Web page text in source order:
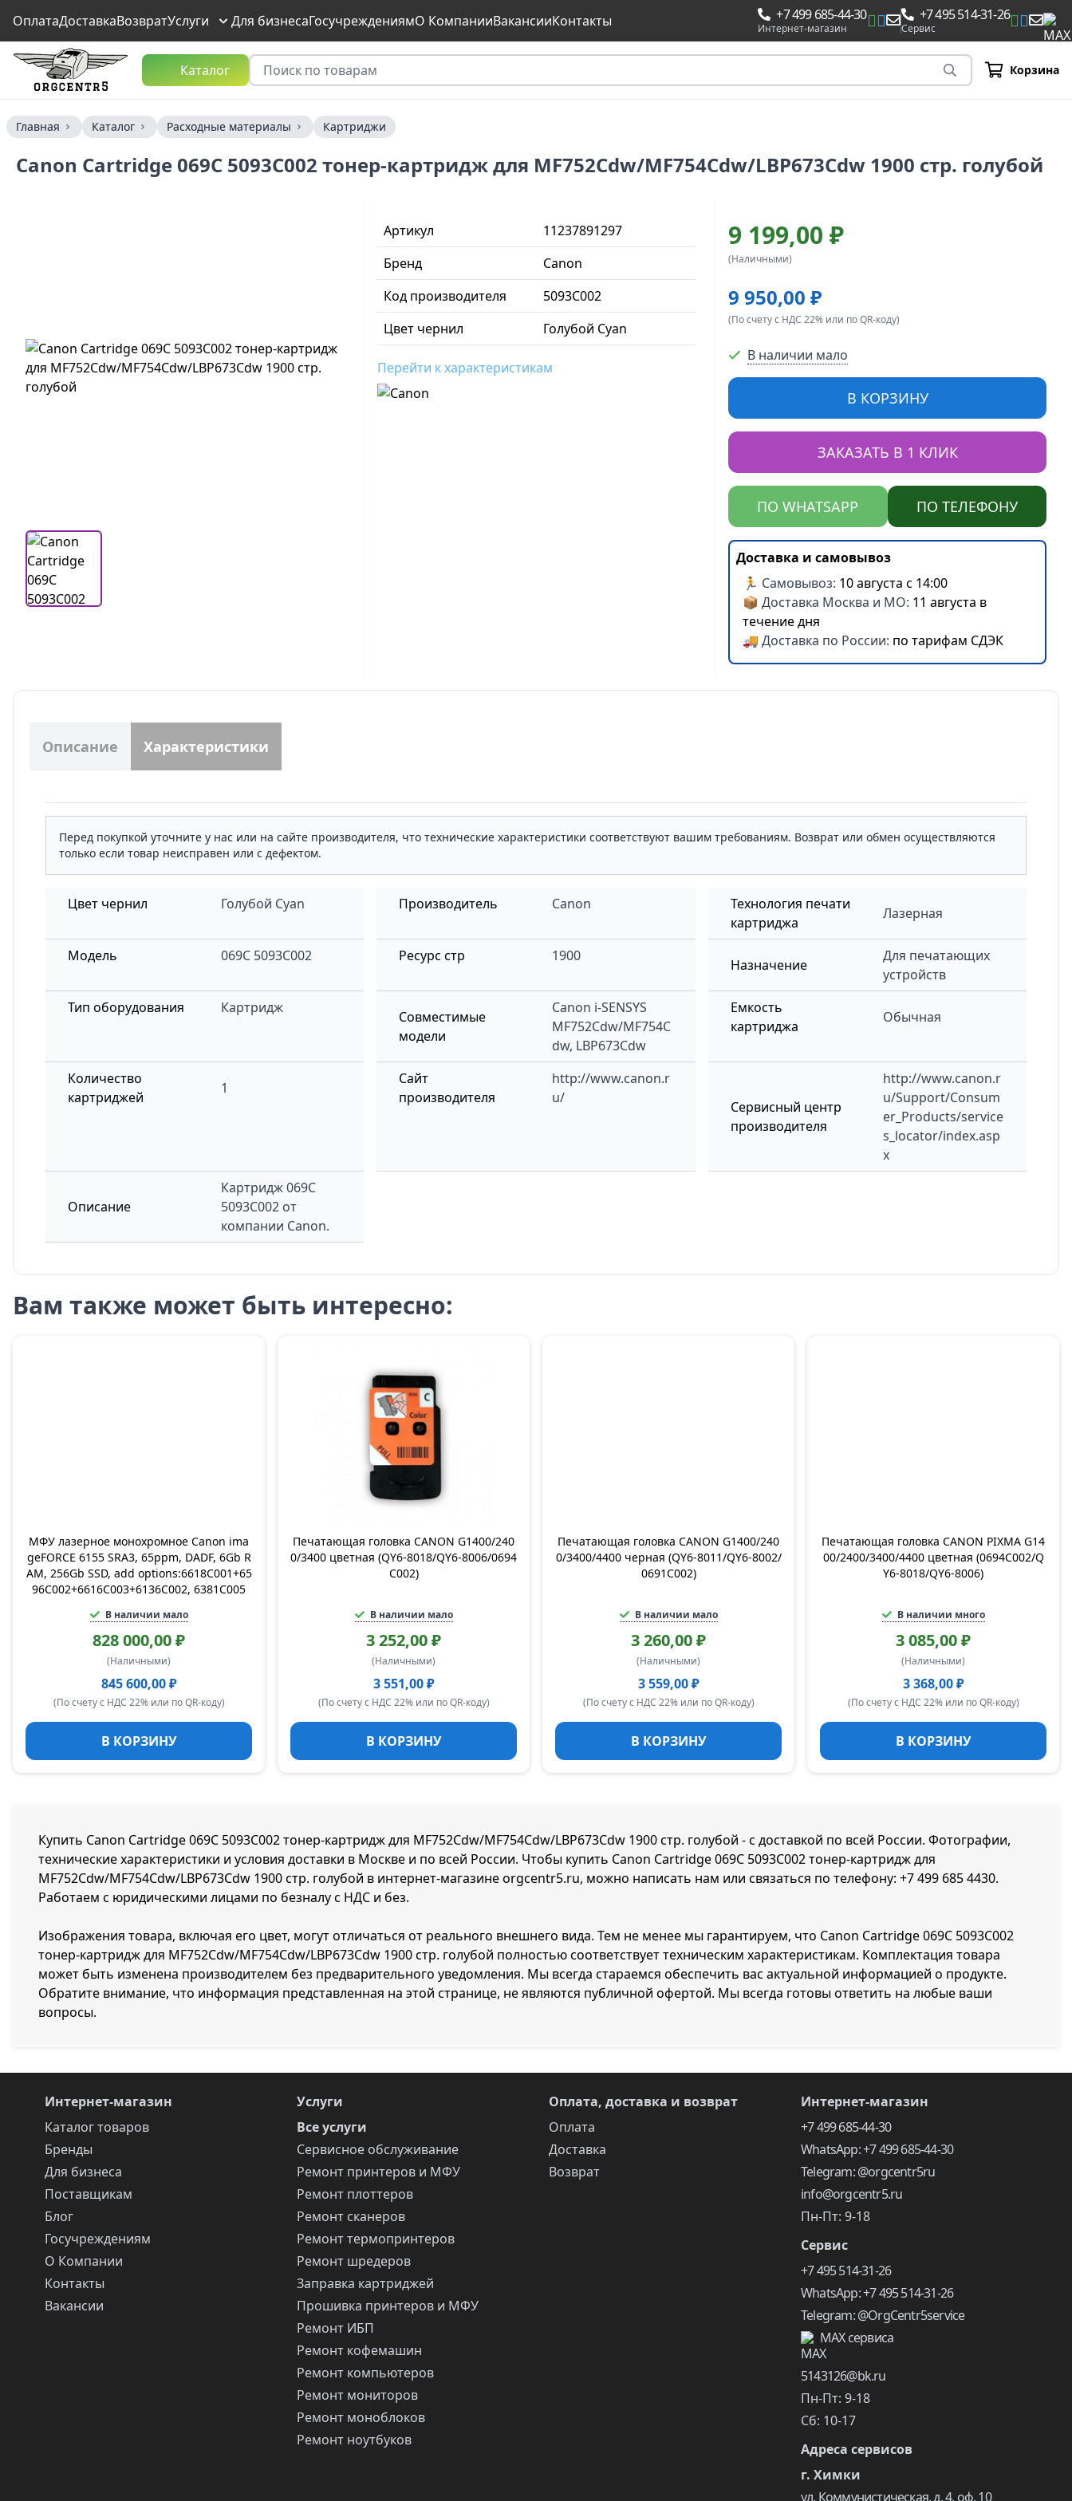
ОплатаДоставкаВозвратУслуги Для бизнесаГосучреждениямО КомпанииВакансииКонтакты +7 499 685-44-30
Интернет-магазин
+7 495 514-31-26
Сервис
Каталог Корзина
Главная Каталог Расходные материалы Картриджи
Canon Cartridge 069C 5093C002 тонер-картридж для MF752Cdw/MF754Cdw/LBP673Cdw 1900 стр. голубой
Артикул
11237891297
Бренд
Canon
Код производителя
5093C002
Цвет чернил
Голубой Cyan
Перейти к характеристикам
9 199,00 ₽
(Наличными)
9 950,00 ₽
(По счету с НДС 22% или по QR-коду)
В наличии мало
В КОРЗИНУ
ЗАКАЗАТЬ В 1 КЛИК
ПО WHATSAPP ПО ТЕЛЕФОНУ
Доставка и самовывоз
🏃 Самовывоз: 10 августа с 14:00
📦 Доставка Москва и МО: 11 августа в
течение дня
🚚 Доставка по России: по тарифам СДЭК
Описание Характеристики
Перед покупкой уточните у нас или на сайте производителя, что технические характеристики соответствуют вашим требованиям. Возврат или обмен осуществляются
только если товар неисправен или с дефектом.
Цвет чернил Голубой Cyan Производитель Canon
Технология печати
картриджа
Лазерная
Модель 069C 5093C002 Ресурс стр 1900
Назначение
Для печатающих
устройств
Тип оборудования
Картридж
Совместимые
модели
Canon i-SENSYS
MF752Cdw/MF754C
dw, LBP673Cdw
Емкость
картриджа
Обычная
Количество
картриджей
1
Сайт
производителя
http://www.canon.r
u/
Сервисный центр
производителя
http://www.canon.r
u/Support/Consum
er_Products/service
s_locator/index.asp
x
Описание
Картридж069C
5093C002 от
компании Canon.
Вам также может быть интересно:
МФУ лазерное монохромное Canon ima
geFORCE 6155 SRA3, 65ppm, DADF, 6Gb R
AM, 256Gb SSD, add options:6618C001+65
96C002+6616C003+6136C002, 6381C005
В наличии мало
828 000,00 ₽
(Наличными)
845 600,00 ₽
(По счету с НДС 22% или по QR-коду)
В КОРЗИНУ
Печатающая головка CANON G1400/240
0/3400 цветная (QY6-8018/QY6-8006/0694
C002)
В наличии мало
3 252,00 ₽
(Наличными)
3 551,00 ₽
(По счету с НДС 22% или по QR-коду)
В КОРЗИНУ
Печатающая головка CANON G1400/240
0/3400/4400 черная (QY6-8011/QY6-8002/
0691C002)
В наличии мало
3 260,00 ₽
(Наличными)
3 559,00 ₽
(По счету с НДС 22% или по QR-коду)
В КОРЗИНУ
Печатающая головка CANON PIXMA G14
00/2400/3400/4400 цветная (0694C002/Q
Y6-8018/QY6-8006)
В наличии много
3 085,00 ₽
(Наличными)
3 368,00 ₽
(По счету с НДС 22% или по QR-коду)
В КОРЗИНУ
Купить Canon Cartridge 069C 5093C002 тонер-картридж для MF752Cdw/MF754Cdw/LBP673Cdw 1900 стр. голубой - с доставкой по всей России. Фотографии,
технические характеристики и условия доставки в Москве и по всей России. Чтобы купить Canon Cartridge 069C 5093C002 тонер-картридж для
MF752Cdw/MF754Cdw/LBP673Cdw 1900 стр. голубой в интернет-магазине orgcentr5.ru, можно написать нам или связаться по телефону: +7 499 685 4430.
Работаем с юридическими лицами по безналу с НДС и без.
Изображения товара, включая его цвет, могут отличаться от реального внешнего вида. Тем не менее мы гарантируем, что Canon Cartridge 069C 5093C002
тонер-картридж для MF752Cdw/MF754Cdw/LBP673Cdw 1900 стр. голубой полностью соответствует техническим характеристикам. Комплектация товара
может быть изменена производителем без предварительного уведомления. Мы всегда стараемся обеспечить вас актуальной информацией о продукте.
Обратите внимание, что информация представленная на этой странице, не являются публичной офертой. Мы всегда готовы ответить на любые ваши
вопросы.
Интернет-магазин
Каталог товаров
Бренды
Для бизнеса
Поставщикам
Блог
Госучреждениям
О Компании
Контакты
Вакансии
Услуги
Все услуги
Сервисное обслуживание
Ремонт принтеров и МФУ
Ремонт плоттеров
Ремонт сканеров
Ремонт термопринтеров
Ремонт шредеров
Заправка картриджей
Прошивка принтеров и МФУ
Ремонт ИБП
Ремонт кофемашин
Ремонт компьютеров
Ремонт мониторов
Ремонт моноблоков
Ремонт ноутбуков
Оплата, доставка и возврат
Оплата
Доставка
Возврат
Интернет-магазин
+7 499 685-44-30
WhatsApp: +7 499 685-44-30
Telegram: @orgcentr5ru
info@orgcentr5.ru
Пн-Пт: 9-18
Сервис
+7 495 514-31-26
WhatsApp: +7 495 514-31-26
Telegram: @OrgCentr5service
MAX сервиса
5143126@bk.ru
Пн-Пт: 9-18
Сб: 10-17
Адреса сервисов
г. Химки
ул. Коммунистическая, д. 4, оф. 10